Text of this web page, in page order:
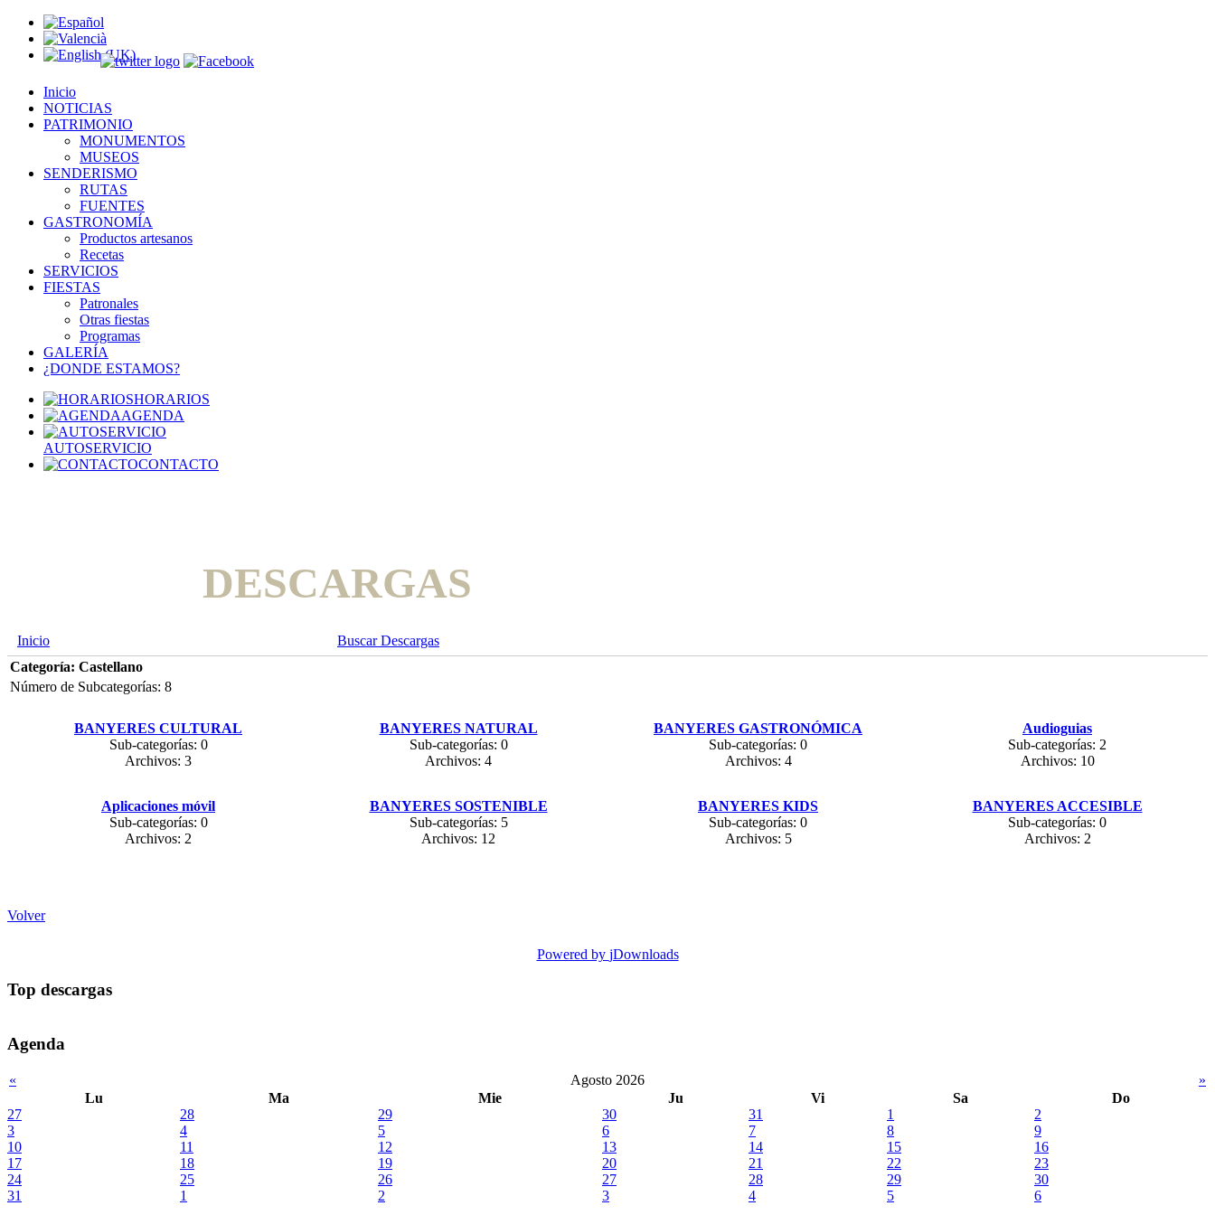
Inicio
NOTICIAS
PATRIMONIO
MONUMENTOS
MUSEOS
SENDERISMO
RUTAS
FUENTES
GASTRONOMÍA
Productos artesanos
Recetas
SERVICIOS
FIESTAS
Patronales
Otras fiestas
Programas
GALERÍA
¿DONDE ESTAMOS?
HORARIOS
AGENDA
AUTOSERVICIO
CONTACTO
DESCARGAS
Inicio
Buscar Descargas
Categoría: Castellano
Número de Subcategorías: 8
BANYERES CULTURAL
Sub-categorías: 0
Archivos: 3
BANYERES NATURAL
Sub-categorías: 0
Archivos: 4
BANYERES GASTRONÓMICA
Sub-categorías: 0
Archivos: 4
Audioguias
Sub-categorías: 2
Archivos: 10
Aplicaciones móvil
Sub-categorías: 0
Archivos: 2
BANYERES SOSTENIBLE
Sub-categorías: 5
Archivos: 12
BANYERES KIDS
Sub-categorías: 0
Archivos: 5
BANYERES ACCESIBLE
Sub-categorías: 0
Archivos: 2
Volver
Powered by jDownloads
Top descargas
Agenda
« Agosto 2026
»
Lu
Ma Mie Ju Vi Sa
Do
27
28 29 30 31 1
2
3
4 5 6 7 8
9
10
11 12 13 14 15
16
17
18 19 20 21 22
23
24
25 26 27 28 29
30
31
1 2 3 4 5 6